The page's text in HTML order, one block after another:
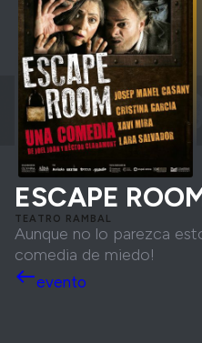
ESCAPE
TEATRO RAMBAL
Aunque no lo parezca
comedia de miedo!
westevento